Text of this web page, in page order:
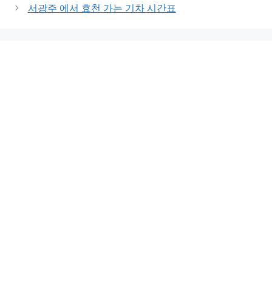
서광주 에서 효천 가는 기차 시간표